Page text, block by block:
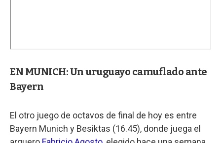
EN MUNICH: Un uruguayo camuflado ante
Bayern
El otro juego de octavos de final de hoy es entre
Bayern Munich y Besiktas (16.45), donde juega el